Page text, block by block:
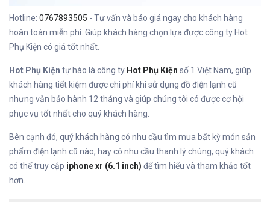
Hotline: 0767893505 - Tư vấn và báo giá ngay cho khách hàng
hoàn toàn miễn phí. Giúp khách hàng chọn lựa được công ty Hot
Phụ Kiện có giá tốt nhất.
Hot Phụ Kiện tự hào là công ty Hot Phụ Kiện số 1 Việt Nam, giúp
khách hàng tiết kiệm được chi phí khi sử dụng đồ điện lạnh cũ
nhưng vẫn bảo hành 12 tháng và giúp chúng tôi có được cơ hội
phục vụ tốt nhất cho quý khách hàng.
Bên cạnh đó, quý khách hàng có nhu cầu tìm mua bất kỳ món sản
phẩm điện lạnh cũ nào, hay có nhu cầu thanh lý chúng, quý khách
có thể truy cập iphone xr (6.1 inch) để tìm hiểu và tham khảo tốt
hơn.